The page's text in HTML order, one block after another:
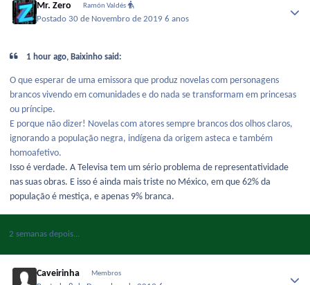
Mr. Zero Ramón Valdés
Postado 30 de Novembro de 20196 anos
1 hour ago, Baixinho said:
O que esperar de uma emissora que produz novelas com personagens
brancos vivendo em comunidades e do nada se transformam em princesas
ou príncipe.
E porque não dizer! Novelas com atores sempre brancos dos olhos claros,
ignorando a população negra, indígena da origem asteca e também
homoafetivo.
Isso é verdade. A Televisa tem um sério problema de representatividade
nas suas obras. E isso é ainda mais triste no México, em que 62% da
população é mestiça, e apenas 9% branca.
2 semanas depois...
Caveirinha Membros